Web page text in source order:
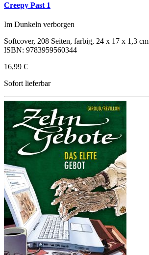
Creepy Past 1
Im Dunkeln verborgen
Softcover, 208 Seiten, farbig, 24 x 17 x 1,3 cm
ISBN: 9783959560344
16,99 €
Sofort lieferbar